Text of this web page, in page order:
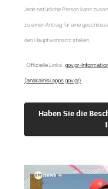
Jede natürliche Person kann
zu einen Antrag für eine
den Hauptwohnsitz stellen.
Offizielle Links: gov.gr-
(anakainisi.apps.gov.gr)
Haben Sie die